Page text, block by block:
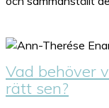
Vad behöver
rätt sen?